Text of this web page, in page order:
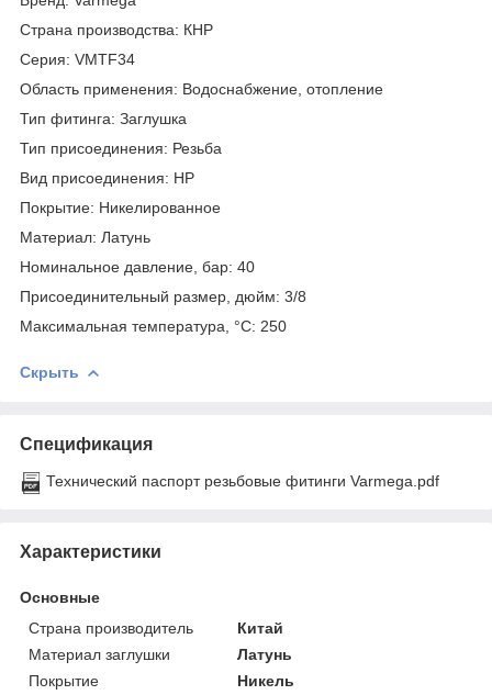
Страна производства: КНР
Серия: VMTF34
Область применения: Водоснабжение, отопление
Тип фитинга: Заглушка
Тип присоединения: Резьба
Вид присоединения: НР
Покрытие: Никелированное
Материал: Латунь
Номинальное давление, бар: 40
Присоединительный размер, дюйм: 3/8
Максимальная температура, °С: 250
Скрыть
Спецификация
Технический паспорт резьбовые фитинги Varmega.pdf
Характеристики
Основные
Страна производитель
Китай
Материал заглушки
Латунь
Покрытие
Никель